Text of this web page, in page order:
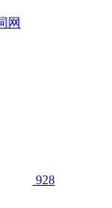
928